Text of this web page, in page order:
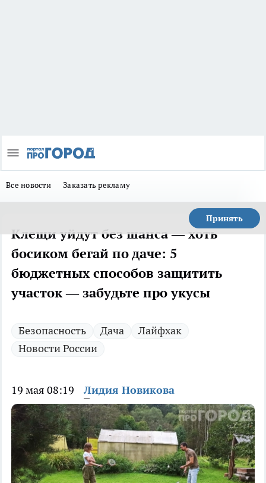
Все новости Заказать рекламу
Принять
Клещи уйдут без шанса — хоть
босиком бегай по даче: 5
бюджетных способов защитить
участок — забудьте про укусы
Безопасность Дача
Лайфхак
Новости России
19 мая 08:19 Лидия Новикова